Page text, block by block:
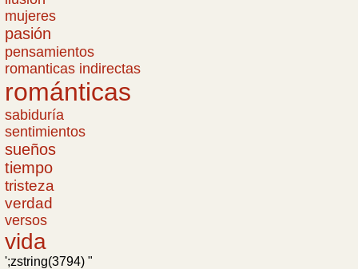
mujeres
pasión
pensamientos
romanticas indirectas
románticas
sabiduría
sentimientos
sueños
tiempo
tristeza
verdad
versos
vida
';zstring(3794) "